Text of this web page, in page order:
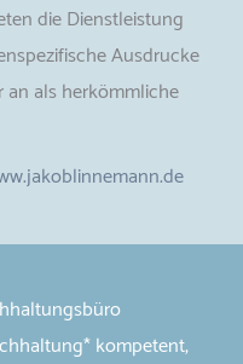
die Dienstleistung
Ausdrucke
an als herkömmliche
kompetent,